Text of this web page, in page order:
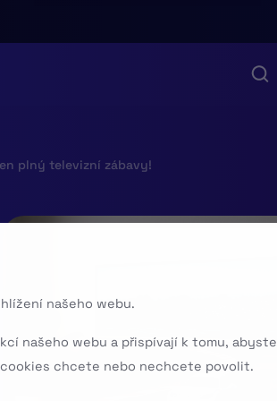
plný televizní zábavy!
našeho webu.
našeho webu a přispívají k tomu, abyste
chcete nebo nechcete povolit.